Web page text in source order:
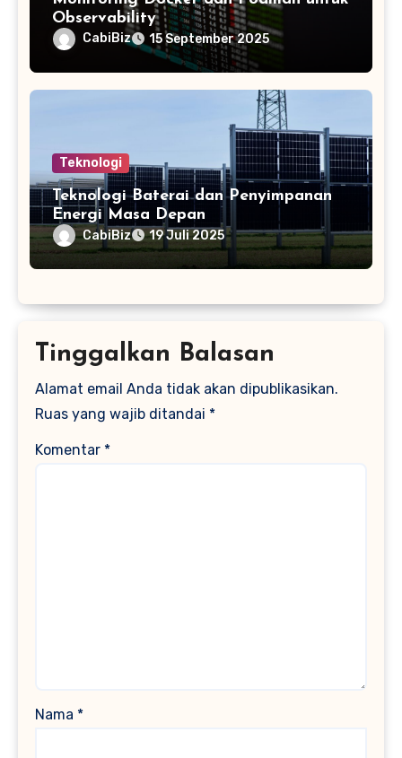
Observability
CabiBiz 15 September 2025
Teknologi
Teknologi Baterai dan Penyimpanan
Energi Masa Depan
CabiBiz 19 Juli 2025
Tinggalkan Balasan
Alamat email Anda tidak akan dipublikasikan.
Ruas yang wajib ditandai *
Komentar *
Nama *